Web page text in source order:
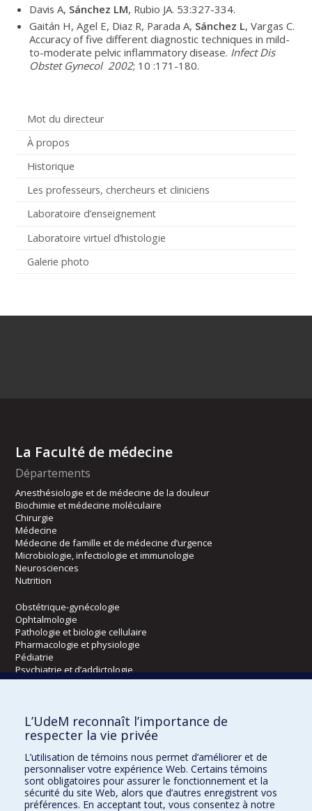
Mot du directeur
À propos
Historique
Les professeurs, chercheurs et cliniciens
Laboratoire d’enseignement
Laboratoire virtuel d’histologie
Galerie photo
Davis A, Sánchez LM, Rubio JA. 53:327-334.
Gaitán H, Agel E, Diaz R, Parada A, Sánchez L, Vargas C.
Accuracy of five different diagnostic techniques in mild-
to-moderate pelvic inflammatory disease. Infect Dis
Obstet Gynecol 2002; 10 :171-180.
La Faculté de médecine
Départements
Anesthésiologie et de médecine de la douleur
Biochimie et médecine moléculaire
Chirurgie
Médecine
Médecine de famille et de médecine d’urgence
Microbiologie, infectiologie et immunologie
Neurosciences
Nutrition
Obstétrique-gynécologie
Ophtalmologie
Pathologie et biologie cellulaire
Pharmacologie et physiologie
Pédiatrie
Psychiatrie et d’addictologie
Radiologie, radio-oncologie et médecine nucléaire
Écoles
Orthophonie et audiologie
Réadaptation
Directions
L’UdeM reconnaît l’importance de
respecter la vie privée
L’utilisation de témoins nous permet d’améliorer et de
personnaliser votre expérience Web. Certains témoins
sont obligatoires pour assurer le fonctionnement et la
sécurité du site Web, alors que d’autres enregistrent vos
préférences. En acceptant tout, vous consentez à notre